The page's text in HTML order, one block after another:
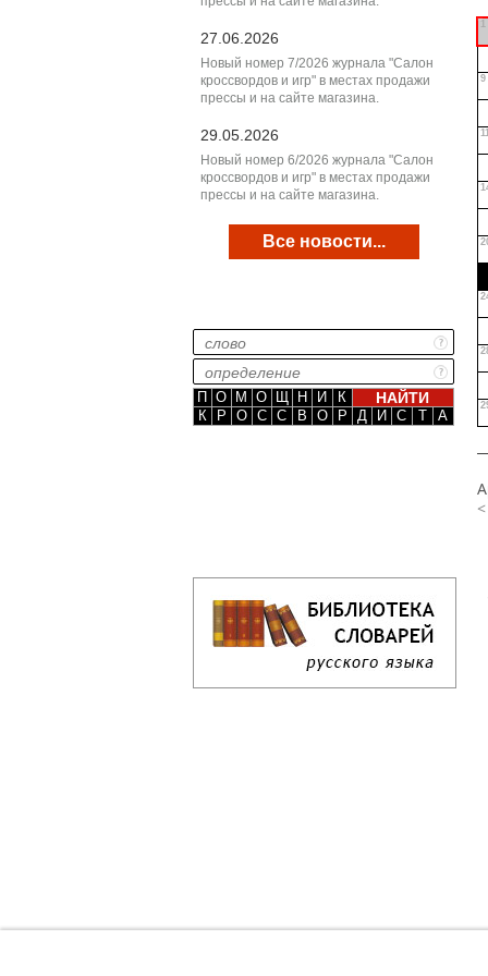
27.06.2026
Новый номер 7/2026 журнала "Салон
кроссвордов и игр" в местах продажи
прессы и на сайте магазина.
29.05.2026
Новый номер 6/2026 журнала "Салон
кроссвордов и игр" в местах продажи
прессы и на сайте магазина.
Все новости...
П О М О Щ Н И
К
К
Р О С С В О Р Д И С Т А
1
9
<